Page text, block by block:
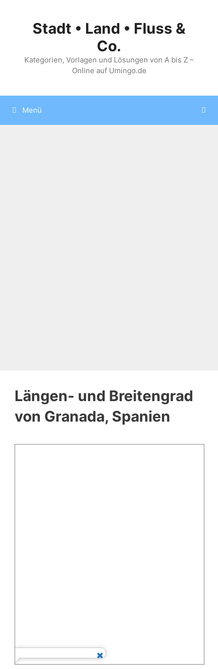
springenStadt • Land • Fluss &
Co.
Kategorien, Vorlagen und Lösungen von A bis Z –
Online auf Umingo.de
Menü
Längen- und Breitengrad
von Granada, Spanien